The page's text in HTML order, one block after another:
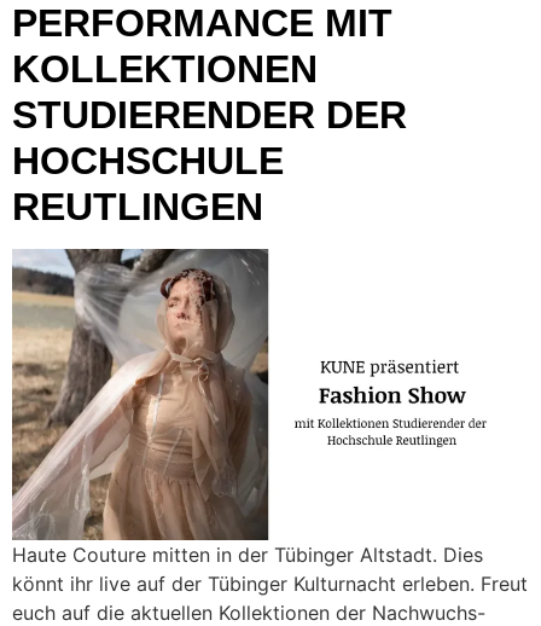
PERFORMANCE MIT
KOLLEKTIONEN
STUDIERENDER DER
HOCHSCHULE
REUTLINGEN
Haute Couture mitten in der Tübinger Altstadt. Dies
könnt ihr live auf der Tübinger Kulturnacht erleben. Freut
euch auf die aktuellen Kollektionen der Nachwuchs-